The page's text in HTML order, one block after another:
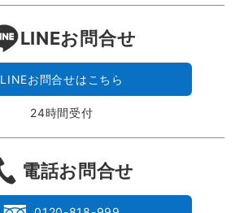
LINEお問合せ
LINEお問合せはこちら
24時間受付
電話お問合せ